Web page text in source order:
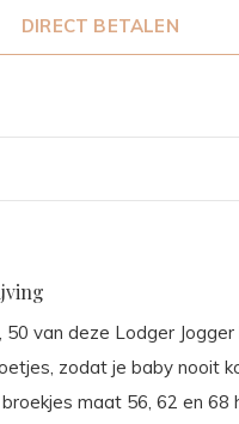
DIRECT BETALEN
50 van deze Lodger
zodat je baby nooit
maat 56, 62 en 68